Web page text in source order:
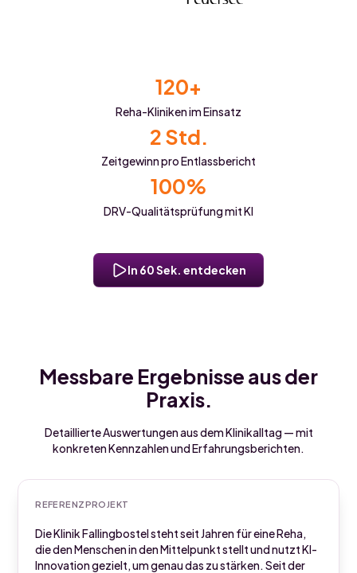
120+
Reha-Kliniken im Einsatz
2 Std.
Zeitgewinn pro Entlassbericht
100%
DRV-Qualitätsprüfung mit KI
In 60 Sek. entdecken
Messbare Ergebnisse aus der
Praxis.
Detaillierte Auswertungen aus dem Klinikalltag — mit
konkreten Kennzahlen und Erfahrungsberichten.
REFERENZPROJEKT
Die Klinik Fallingbostel steht seit Jahren für eine Reha,
die den Menschen in den Mittelpunkt stellt und nutzt KI-
Innovation gezielt, um genau das zu stärken. Seit der